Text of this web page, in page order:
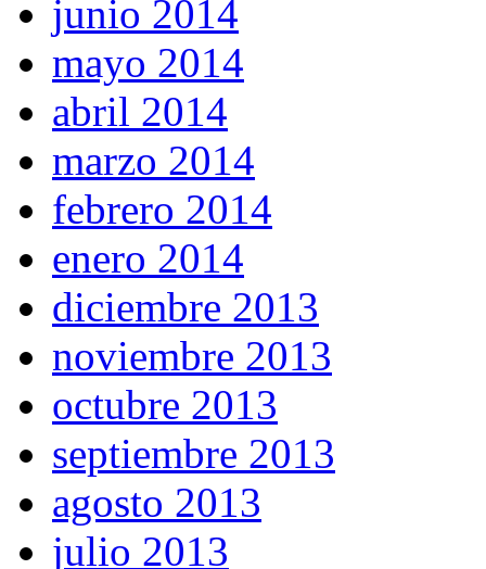
junio 2014
mayo 2014
abril 2014
marzo 2014
febrero 2014
enero 2014
diciembre 2013
noviembre 2013
octubre 2013
septiembre 2013
agosto 2013
julio 2013